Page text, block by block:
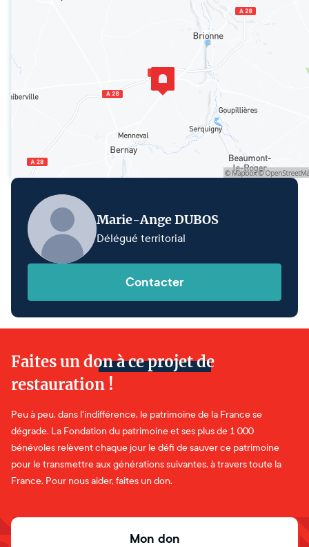
Marie-Ange DUBOS
Délégué territorial
Contacter
Faites un don à ce projet de
restauration !
Peu à peu, dans l'indifférence, le patrimoine de la France se
dégrade. La Fondation du patrimoine et ses plus de 1 000
bénévoles relèvent chaque jour le défi de sauver ce patrimoine
pour le transmettre aux générations suivantes, à travers toute la
France. Pour nous aider, faites un don.
Mon don